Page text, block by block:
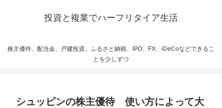
投資と複業でハーフリタイア生活
株主優待、配当金、戸建投資、ふるさと納税、IPO、FX、iDeCoなどできるこ
とを少しずつ
シュッピンの株主優待 使い方によって大